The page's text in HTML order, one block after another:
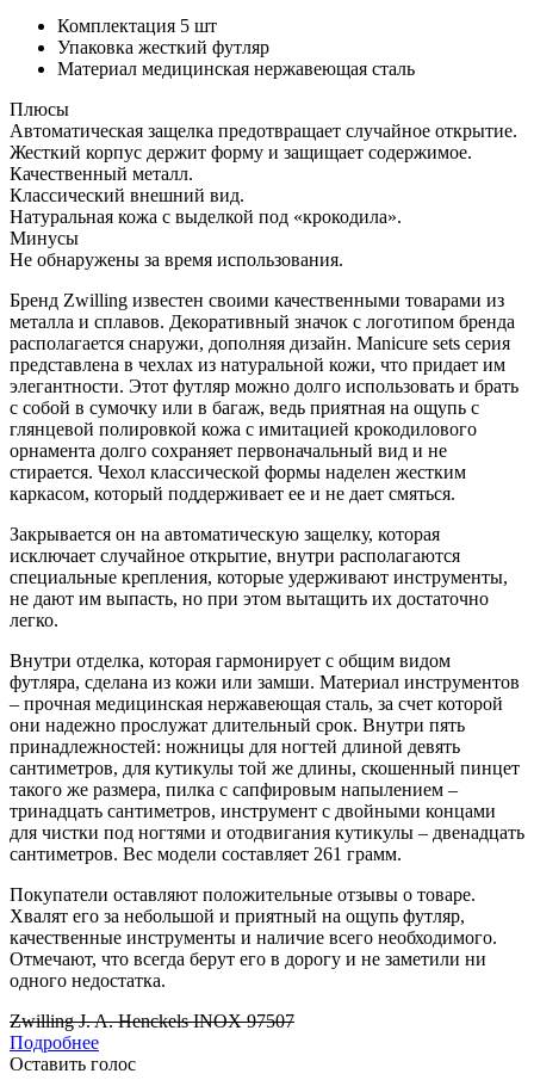
Комплектация 5 шт
Упаковка жесткий футляр
Материал медицинская нержавеющая сталь
Плюсы
Автоматическая защелка предотвращает случайное открытие.
Жесткий корпус держит форму и защищает содержимое.
Качественный металл.
Классический внешний вид.
Натуральная кожа с выделкой под «крокодила».
Минусы
Не обнаружены за время использования.
Бренд Zwilling известен своими качественными товарами из
металла и сплавов. Декоративный значок с логотипом бренда
располагается снаружи, дополняя дизайн. Manicure sets серия
представлена в чехлах из натуральной кожи, что придает им
элегантности. Этот футляр можно долго использовать и брать
с собой в сумочку или в багаж, ведь приятная на ощупь с
глянцевой полировкой кожа с имитацией крокодилового
орнамента долго сохраняет первоначальный вид и не
стирается. Чехол классической формы наделен жестким
каркасом, который поддерживает ее и не дает смяться.
Закрывается он на автоматическую защелку, которая
исключает случайное открытие, внутри располагаются
специальные крепления, которые удерживают инструменты,
не дают им выпасть, но при этом вытащить их достаточно
легко.
Внутри отделка, которая гармонирует с общим видом
футляра, сделана из кожи или замши. Материал инструментов
– прочная медицинская нержавеющая сталь, за счет которой
они надежно прослужат длительный срок. Внутри пять
принадлежностей: ножницы для ногтей длиной девять
сантиметров, для кутикулы той же длины, скошенный пинцет
такого же размера, пилка с сапфировым напылением –
тринадцать сантиметров, инструмент с двойными концами
для чистки под ногтями и отодвигания кутикулы – двенадцать
сантиметров. Вес модели составляет 261 грамм.
Покупатели оставляют положительные отзывы о товаре.
Хвалят его за небольшой и приятный на ощупь футляр,
качественные инструменты и наличие всего необходимого.
Отмечают, что всегда берут его в дорогу и не заметили ни
одного недостатка.
Zwilling J. A. Henckels INOX 97507
Подробнее
Оставить голос